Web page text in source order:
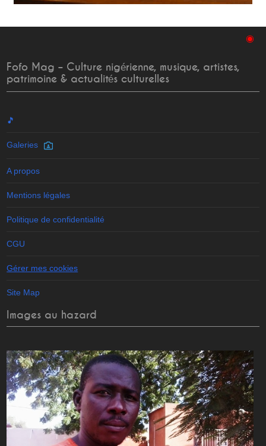
◉
Fofo Mag – Culture nigérienne, musique, artistes,
patrimoine & actualités culturelles
🎵
Galeries
A propos
Mentions légales
Politique de confidentialité
CGU
Gérer mes cookies
Site Map
Images au hazard